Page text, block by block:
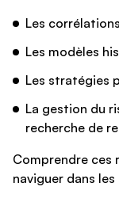
Les
Les modèles
Les stratégies
La gestion du
recherche de
Comprendre ces
naviguer dans